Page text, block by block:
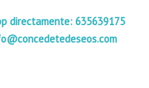
directamente: 635639175